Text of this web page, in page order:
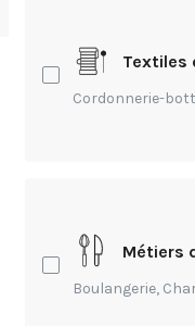
Révélations -
s'adresse à tous
Textiles
Cordonnerie-
Métiers
Boulangerie,